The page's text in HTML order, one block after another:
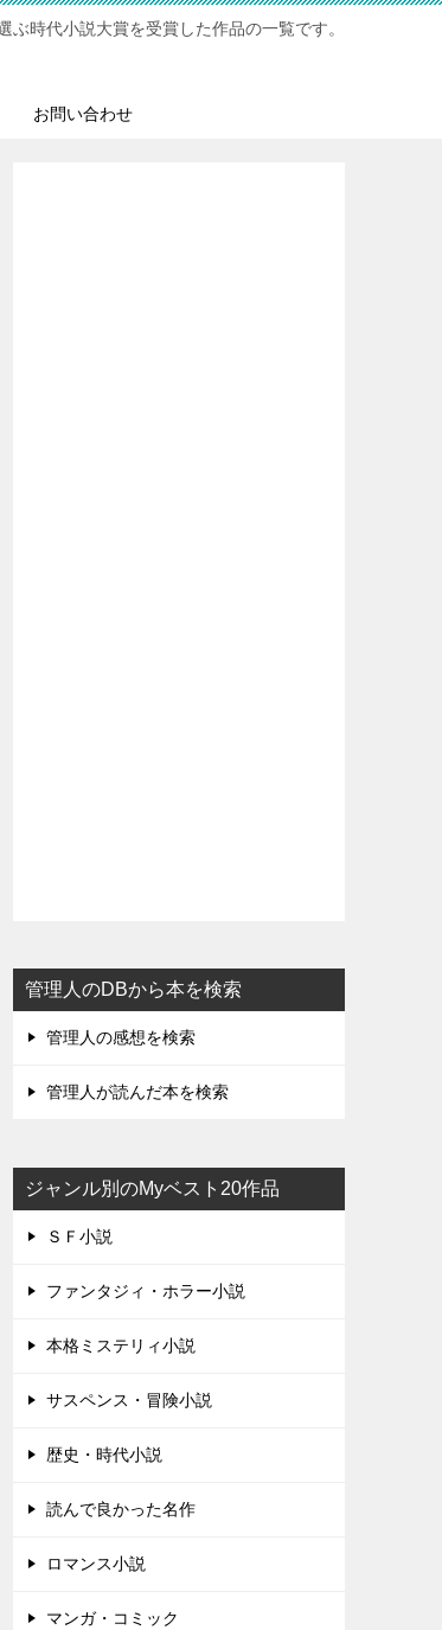
ぶ時代小説大賞を受賞した作品の一覧です。
お問い合わせ
管理人のDBから本を検索
管理人の感想を検索
管理人が読んだ本を検索
ジャンル別のMyベスト20作品
ＳＦ小説
ファンタジィ・ホラー小説
本格ミステリィ小説
サスペンス・冒険小説
歴史・時代小説
読んで良かった名作
ロマンス小説
マンガ・コミック